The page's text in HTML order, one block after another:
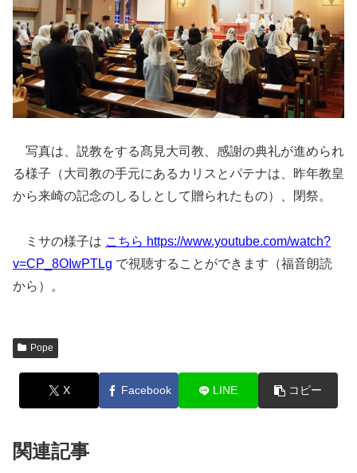
写真は、説教をする髙見大司教、感謝の典礼が進められ
る様子（大司教の手元にあるカリスとパテナは、昨年教皇
から来崎の記念のしるしとして贈られたもの）、閉祭。
ミサの様子は こちら https://www.youtube.com/watch?
v=CP_8OIwPTLg で視聴することができます（福音朗読
から）。
Pope
X Facebook LINE コピー
関連記事